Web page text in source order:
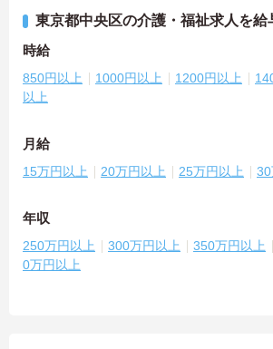
東京都中央区の介護・福祉求人を給
時給
850円以上 1000円以上 1200円以上
以上
月給
15万円以上 20万円以上 25万円以上 30
年収
250万円以上 300万円以上 350万円以上
0万円以上